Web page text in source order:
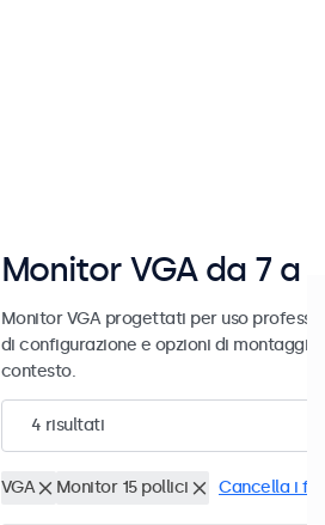
Monitor VGA da 7 a
Monitor VGA progettati per uso
di configurazione e opzioni di
contesto.
4 risultati
VGA Monitor 15 pollici Cancella i filtri